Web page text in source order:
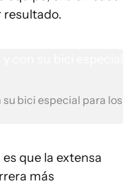
resultado.
bici especial para los
que la extensa
más